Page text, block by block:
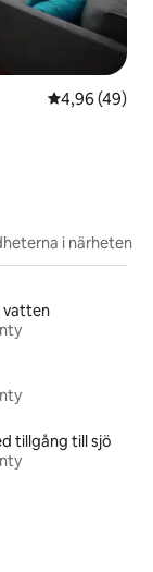
4,96 av 5 i
4,96 (49)
i närheten
vatten
tillgång till sjö